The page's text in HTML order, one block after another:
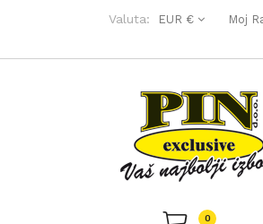
Valuta: EUR € Moj
0